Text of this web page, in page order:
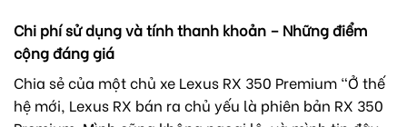
Chi phí sử dụng và tính thanh khoản – Những điểm
cộng đáng giá
Chia sẻ của một chủ xe Lexus RX 350 Premium “Ở thế
hệ mới, Lexus RX bán ra chủ yếu là phiên bản RX 350